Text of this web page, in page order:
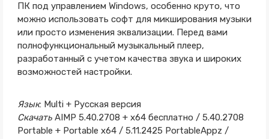
ПК под управлением Windows, особенно круто, что
можно использовать софт для микширования музыки
или просто изменения эквализации. Перед вами
полнофункциональный музыкальный плеер,
разработанный с учетом качества звука и широких
возможностей настройки.
Язык: Multi + Русская версия
СкачатьAIMP 5.40.2708 + x64 бесплатно / 5.40.2708
Portable + Portable x64 / 5.11.2425 PortableAppz /